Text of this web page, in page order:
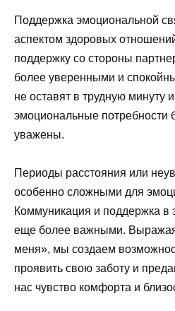
Поддержка эмоциональной
аспектом здоровых
поддержку со стороны
более уверенными и
не оставят в трудную минуту
эмоциональные потребности
уважены.
Периоды расстояния или
особенно сложными для
Коммуникация и поддержка в
еще более важными.
меня», мы создаем
проявить свою заботу и
нас чувство комфорта и